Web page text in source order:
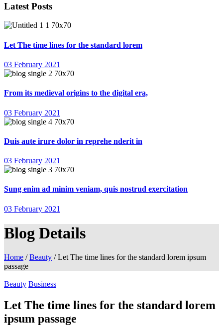
Latest Posts
Let The time lines for the standard lorem
03 February 2021
From its medieval origins to the digital era,
03 February 2021
Duis aute irure dolor in reprehe nderit in
03 February 2021
Sung enim ad minim veniam, quis nostrud exercitation
03 February 2021
Blog Details
Home /Beauty / Let The time lines for the standard lorem ipsum
passage
Beauty Business
Let The time lines for the standard lorem
ipsum passage